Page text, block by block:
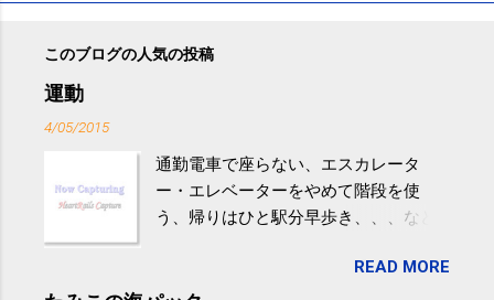
このブログの人気の投稿
運動
4/05/2015
通勤電車で座らない、エスカレータ
ー・エレベーターをやめて階段を使
う、帰りはひと駅分早歩き、、、など
やすい。 スポーツウェア・シューズで
READ MORE